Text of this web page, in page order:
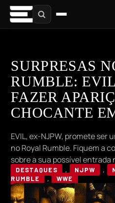
SURPRESAS
RUMBLE:
FAZER
CHOCANTE
EVIL, ex-NJPW, promete ser
no Royal Rumble. Fiquem a
sobre a sua possível entrada
DESTAQUES , NJPW ,
RUMBLE
, WWE